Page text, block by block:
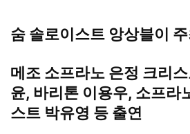
숨 솔로이스트 앙상블이
메조 소프라노 은정 크리
윤, 바리톤 이용우, 소프라
스트 박유영 등 출연